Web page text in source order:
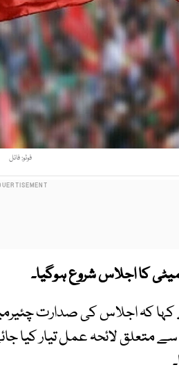
فوٹو: فائل
کا اجلاس شروع ہوگیا۔
کہ اجلاس کی صدارت
متعلق لائحہ عمل تیار کیا